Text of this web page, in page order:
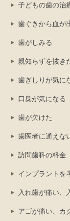
子どもの歯の治
歯ぐきから血が
歯がしみる
親知らずを抜き
歯ぎしりが気に
口臭が気になる
歯が欠けた
歯医者に通えな
訪問歯科の料金
インプラントを
入れ歯が痛い、
アゴが痛い、カ